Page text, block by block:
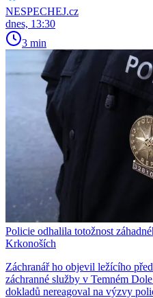
NESPECHEJ.cz
dnes, 13:30
3 min
Policie odhalila totožnost
Krkonoších
Záchranář ho objevil ležícího
záchranné služby v Temném
dokladů nereagoval na výzvy